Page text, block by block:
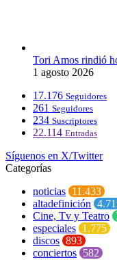
Tori Amos rindió
1 agosto 2026
17.176 Seguidores
261 Seguidores
234 Suscriptores
22.114 Entradas
Síguenos en X/Twitter
Categorías
noticias 11.433
altadefinición
Cine, Tv y Teatro
especiales 1.775
discos 893
conciertos 582